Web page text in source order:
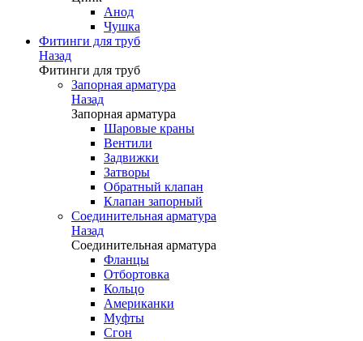
Анод
Чушка
Фитинги для труб
Назад
Фитинги для труб
Запорная арматура
Назад
Запорная арматура
Шаровые краны
Вентили
Задвижки
Затворы
Обратный клапан
Клапан запорный
Соединительная арматура
Назад
Соединительная арматура
Фланцы
Отбортовка
Кольцо
Американки
Муфты
Сгон